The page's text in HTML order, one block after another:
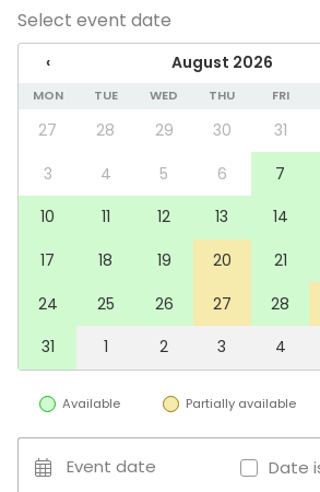
löytyy hissi. Tiloista löytyy myös
toinen on esteetön.
Tiloissa ei saa polttaa kynttilöitä.
Paikkoja voi varata viimeistään klo
Tupakointi on kielletty talossa tai
valvotaan kameroilla, ja
määrätä sakkoja, jos sääntöjä ei
Siivous on varaajan vastuulla ja se
varausjakson aikana. Jos tilat eivät
kunnossa kuin ennen varausta,
maksun.
Jos jokin rikkoutuu, siitä on
Pidätämme oikeuden laskuttaa
Meillä ei ole omaa
Select event date
‹ August 2026
MON TUE WED THU FRI
27 28 29 30 31
3
4 5 6 7
10
11 12 13 14
17
18 19 20 21
24
25 26 27 28
31
1 2 3 4
Available Partially available
Event date Date